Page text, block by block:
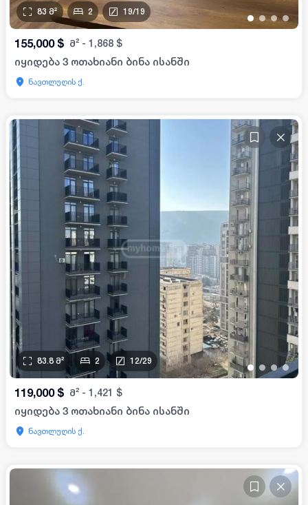
••••
83 მ² 2 19/19
155,000 $ მ² - 1,868 $
იყიდება 3 ოთახიანი ბინა ისანში
ნავთლუღის ქ.
• • ••
83.8 მ² 2 12/29
119,000 $ მ² - 1,421 $
იყიდება 3 ოთახიანი ბინა ისანში
ნავთლუღის ქ.